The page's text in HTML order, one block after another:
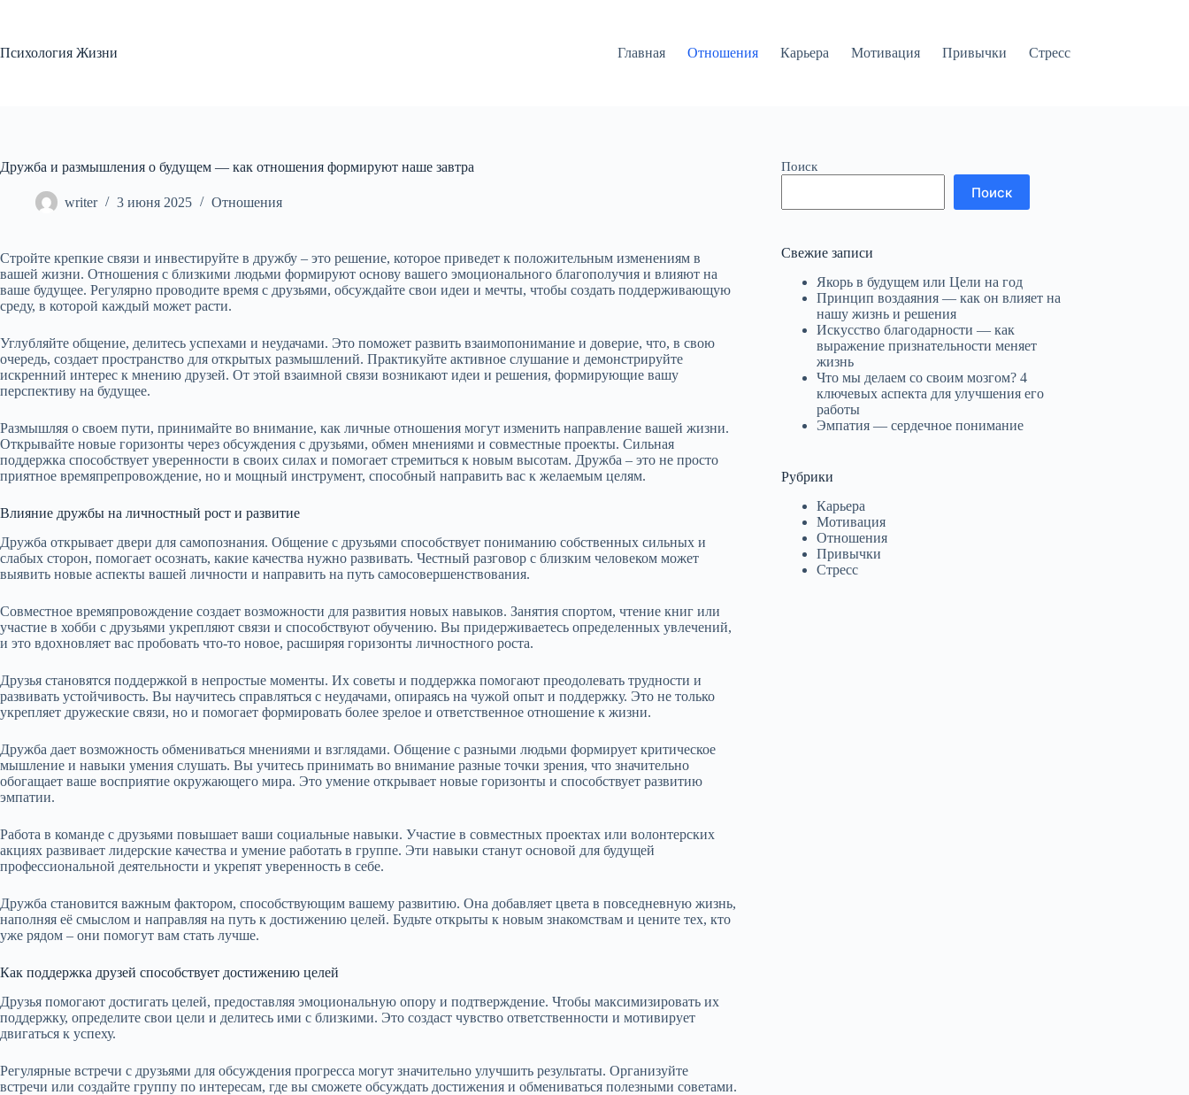
Психология Жизни
Главная Отношения Карьера Мотивация Привычки Стресс
Дружба и размышления о будущем — как отношения формируют наше завтра
writer 3 июня 2025 Отношения
Стройте крепкие связи и инвестируйте в дружбу – это решение, которое приведет к положительным изменениям в
вашей жизни. Отношения с близкими людьми формируют основу вашего эмоционального благополучия и влияют на
ваше будущее. Регулярно проводите время с друзьями, обсуждайте свои идеи и мечты, чтобы создать поддерживающую
среду, в которой каждый может расти.
Углубляйте общение, делитесь успехами и неудачами. Это поможет развить взаимопонимание и доверие, что, в свою
очередь, создает пространство для открытых размышлений. Практикуйте активное слушание и демонстрируйте
искренний интерес к мнению друзей. От этой взаимной связи возникают идеи и решения, формирующие вашу
перспективу на будущее.
Размышляя о своем пути, принимайте во внимание, как личные отношения могут изменить направление вашей жизни.
Открывайте новые горизонты через обсуждения с друзьями, обмен мнениями и совместные проекты. Сильная
поддержка способствует уверенности в своих силах и помогает стремиться к новым высотам. Дружба – это не просто
приятное времяпрепровождение, но и мощный инструмент, способный направить вас к желаемым целям.
Влияние дружбы на личностный рост и развитие
Дружба открывает двери для самопознания. Общение с друзьями способствует пониманию собственных сильных и
слабых сторон, помогает осознать, какие качества нужно развивать. Честный разговор с близким человеком может
выявить новые аспекты вашей личности и направить на путь самосовершенствования.
Совместное времяпровождение создает возможности для развития новых навыков. Занятия спортом, чтение книг или
участие в хобби с друзьями укрепляют связи и способствуют обучению. Вы придерживаетесь определенных увлечений,
и это вдохновляет вас пробовать что-то новое, расширяя горизонты личностного роста.
Друзья становятся поддержкой в непростые моменты. Их советы и поддержка помогают преодолевать трудности и
развивать устойчивость. Вы научитесь справляться с неудачами, опираясь на чужой опыт и поддержку. Это не только
укрепляет дружеские связи, но и помогает формировать более зрелое и ответственное отношение к жизни.
Дружба дает возможность обмениваться мнениями и взглядами. Общение с разными людьми формирует критическое
мышление и навыки умения слушать. Вы учитесь принимать во внимание разные точки зрения, что значительно
обогащает ваше восприятие окружающего мира. Это умение открывает новые горизонты и способствует развитию
эмпатии.
Работа в команде с друзьями повышает ваши социальные навыки. Участие в совместных проектах или волонтерских
акциях развивает лидерские качества и умение работать в группе. Эти навыки станут основой для будущей
профессиональной деятельности и укрепят уверенность в себе.
Дружба становится важным фактором, способствующим вашему развитию. Она добавляет цвета в повседневную жизнь,
наполняя её смыслом и направляя на путь к достижению целей. Будьте открыты к новым знакомствам и цените тех, кто
уже рядом – они помогут вам стать лучше.
Как поддержка друзей способствует достижению целей
Друзья помогают достигать целей, предоставляя эмоциональную опору и подтверждение. Чтобы максимизировать их
поддержку, определите свои цели и делитесь ими с близкими. Это создаст чувство ответственности и мотивирует
двигаться к успеху.
Регулярные встречи с друзьями для обсуждения прогресса могут значительно улучшить результаты. Организуйте
встречи или создайте группу по интересам, где вы сможете обсуждать достижения и обмениваться полезными советами.
Поиск
Поиск
Свежие записи
Якорь в будущем или Цели на год
Принцип воздаяния — как он влияет на
нашу жизнь и решения
Искусство благодарности — как
выражение признательности меняет
жизнь
Что мы делаем со своим мозгом? 4
ключевых аспекта для улучшения его
работы
Эмпатия — сердечное понимание
Рубрики
Карьера
Мотивация
Отношения
Привычки
Стресс